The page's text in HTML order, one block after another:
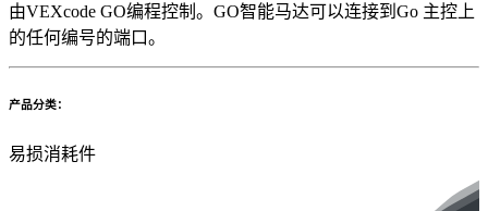
由VEXcode GO编程控制。GO智能马达可以连接到Go 主控上
的任何编号的端口。
产品分类：
易损消耗件